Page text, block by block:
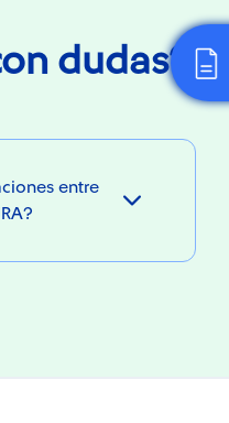
dudas?
entre